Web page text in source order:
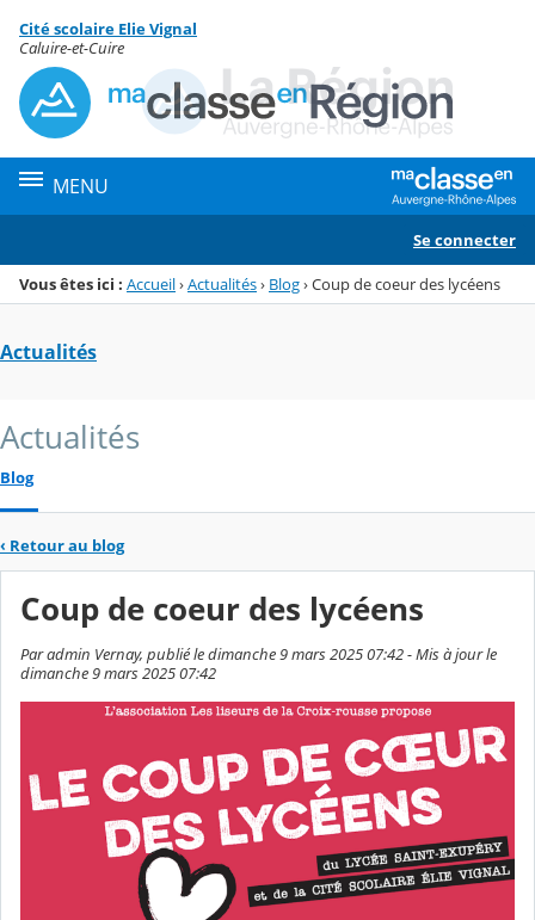
Menu de la rubrique
Contenu
Cité scolaire Elie Vignal
Caluire-et-Cuire
MENU
Se connecter
Vous êtes ici : Accueil›Actualités› Blog›Coup de coeur des lycéens
Actualités
Actualités
Blog
‹ Retour au blog
Coup de coeur des lycéens
Par admin Vernay, publié le dimanche 9 mars 2025 07:42 - Mis à jour le
dimanche 9 mars 2025 07:42